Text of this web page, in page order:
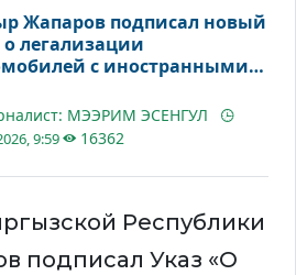
Жапаров подписал новый
о легализации
с иностранными
МЭЭРИМ ЭСЕНГУЛ
9:59 16362
Республики
подписал Указ «О